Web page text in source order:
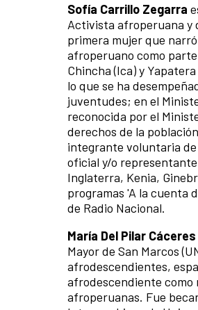
Sofía Carrillo Zegarra
Activista afroperuana y
primera mujer que
afroperuano como
Chincha (Ica) y
lo que se ha
juventudes; en el
reconocida por el
derechos de la
integrante voluntaria de
oficial y/o
Inglaterra, Kenia,
programas 'A la cuenta
de Radio Nacional.
María Del Pilar
Mayor de San Marcos
afrodescendientes,
afrodescendiente como
afroperuanas. Fue